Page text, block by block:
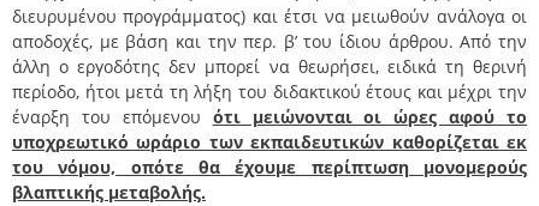
διευρυμένου προγράμματος) και έτσι να μειωθούν ανάλογα οι
αποδοχές, με βάση και την περ. β’ του ίδιου άρθρου. Από την
άλλη ο εργοδότης δεν μπορεί να θεωρήσει, ειδικά τη θερινή
περίοδο, ήτοι μετά τη λήξη του διδακτικού έτους και μέχρι την
έναρξη του επόμενου ότι μειώνονται οι ώρες αφού το
υποχρεωτικό ωράριο των εκπαιδευτικών καθορίζεται εκ
του νόμου, οπότε θα έχουμε περίπτωση μονομερούς
βλαπτικής μεταβολής.